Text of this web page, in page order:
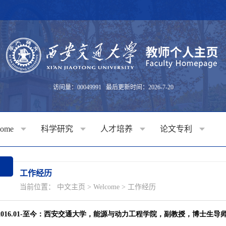
访问量：00049991 最后更新时间： 2026-7-20
科学研究 人才培养 论文专利
工作经历
当前位置： 中文主页 > Welcome > 工作经历